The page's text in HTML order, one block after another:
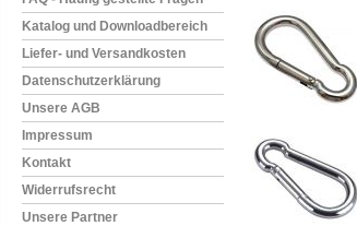
Katalog und Downloadbereich
Liefer- und Versandkosten
Datenschutzerklärung
Unsere AGB
Impressum
Kontakt
Widerrufsrecht
Unsere Partner